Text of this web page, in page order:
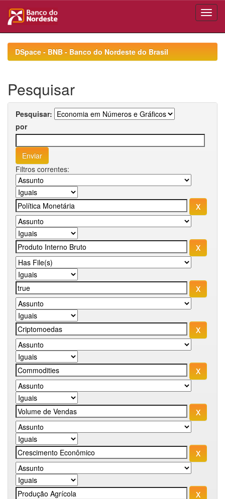
navigationDSpace - BNB - Banco do Nordeste do Brasil
Pesquisar
Pesquisar:
por
Filtros correntes: